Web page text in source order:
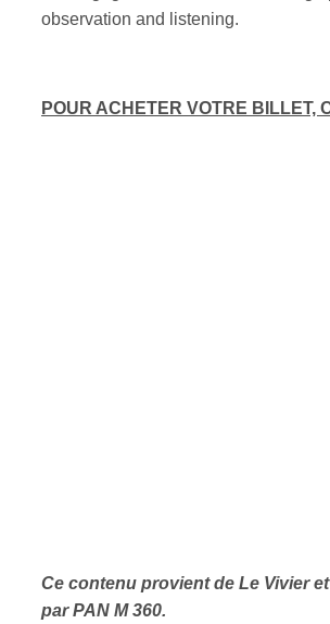
observation and listening.
POUR ACHETER VOTRE BILLET,
Ce contenu provient de Le Vivier
par PAN M 360.